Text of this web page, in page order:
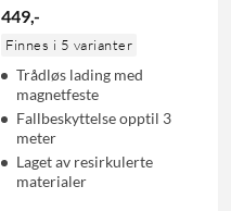
449,-
Finnes i 5 varianter
Trådløs lading med
magnetfeste
Fallbeskyttelse opptil 3
meter
Laget av resirkulerte
materialer